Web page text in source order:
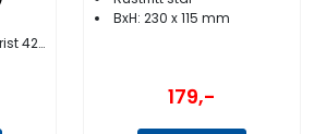
01
BxH: 230 x 115 mm
179,-